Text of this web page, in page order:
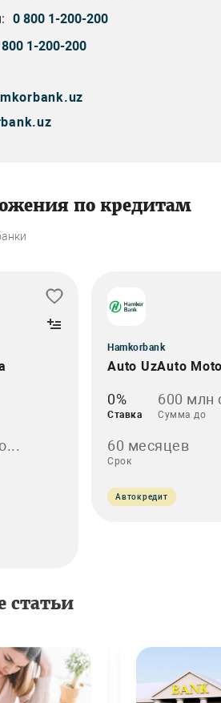
0 800 1-200-200
1-200-200
по кредитам
Hamkorbank
Auto UzAuto
0%
Ставка
600 млн
Сумма до
60 месяцев
Срок
Автокредит
статьи